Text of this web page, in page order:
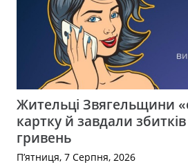
Жительці Звягельщини
картку й завдали
гривень
П’ятниця, 7 Серпня, 2026